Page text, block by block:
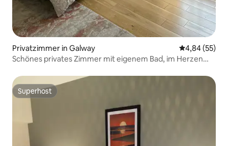
Privatzimmer in Galway
4,84 (55)
Schönes privates Zimmer mit eigenem Bad, im Herzen
Superhost
Superhost